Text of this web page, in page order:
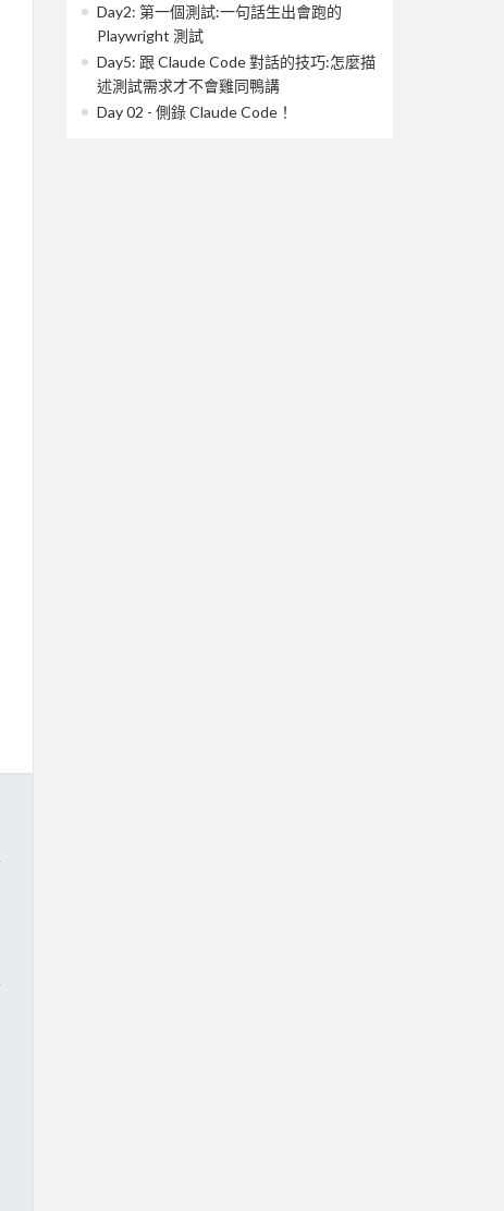
Day2: 第一個測試:一句話生出會跑的
Playwright 測試
Day5: 跟 Claude Code 對話的技巧:怎麼描
述測試需求才不會雞同鴨講
Day 02 - 側錄 Claude Code！